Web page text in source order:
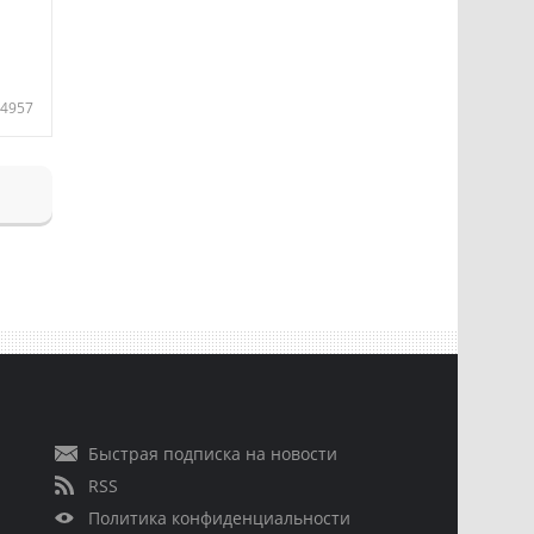
4957
Быстрая подписка на новости
RSS
Политика конфиденциальности